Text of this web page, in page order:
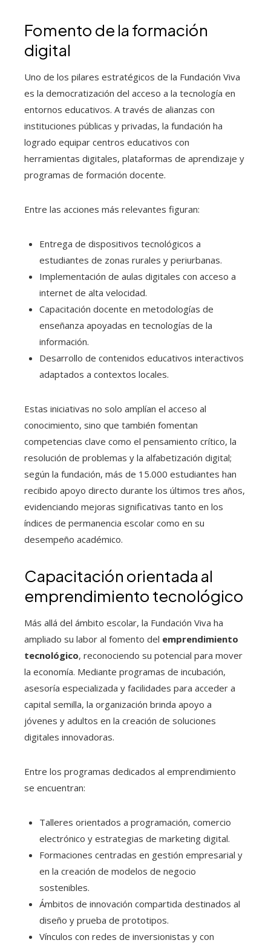
Fomento de la formación
digital
Uno de los pilares estratégicos de la Fundación Viva
es la democratización del acceso a la tecnología en
entornos educativos. A través de alianzas con
instituciones públicas y privadas, la fundación ha
logrado equipar centros educativos con
herramientas digitales, plataformas de aprendizaje y
programas de formación docente.
Entre las acciones más relevantes figuran:
Entrega de dispositivos tecnológicos a
estudiantes de zonas rurales y periurbanas.
Implementación de aulas digitales con acceso a
internet de alta velocidad.
Capacitación docente en metodologías de
enseñanza apoyadas en tecnologías de la
información.
Desarrollo de contenidos educativos interactivos
adaptados a contextos locales.
Estas iniciativas no solo amplían el acceso al
conocimiento, sino que también fomentan
competencias clave como el pensamiento crítico, la
resolución de problemas y la alfabetización digital;
según la fundación, más de 15.000 estudiantes han
recibido apoyo directo durante los últimos tres años,
evidenciando mejoras significativas tanto en los
índices de permanencia escolar como en su
desempeño académico.
Capacitación orientada al
emprendimiento tecnológico
Más allá del ámbito escolar, la Fundación Viva ha
ampliado su labor al fomento del emprendimiento
tecnológico, reconociendo su potencial para mover
la economía. Mediante programas de incubación,
asesoría especializada y facilidades para acceder a
capital semilla, la organización brinda apoyo a
jóvenes y adultos en la creación de soluciones
digitales innovadoras.
Entre los programas dedicados al emprendimiento
se encuentran:
Talleres orientados a programación, comercio
electrónico y estrategias de marketing digital.
Formaciones centradas en gestión empresarial y
en la creación de modelos de negocio
sostenibles.
Ámbitos de innovación compartida destinados al
diseño y prueba de prototipos.
Vínculos con redes de inversionistas y con